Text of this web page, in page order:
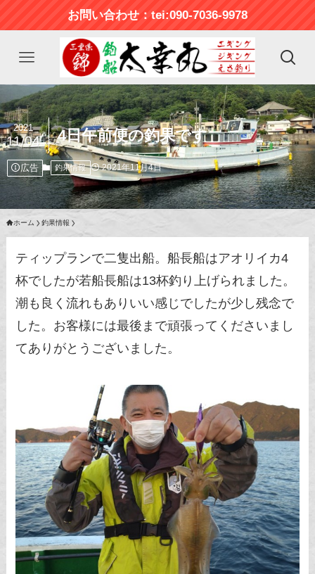
お問い合わせ：tei:090-7036-9978
4日午前便の釣果です
2021
11/04
広告 釣果情報 2021年11月4日
ホーム 釣果情報
ティップランで二隻出船。船長船はアオリイカ4
杯でしたが若船長船は13杯釣り上げられました。
潮も良く流れもありいい感じでしたが少し残念で
した。お客様には最後まで頑張ってくださいまし
てありがとうございました。